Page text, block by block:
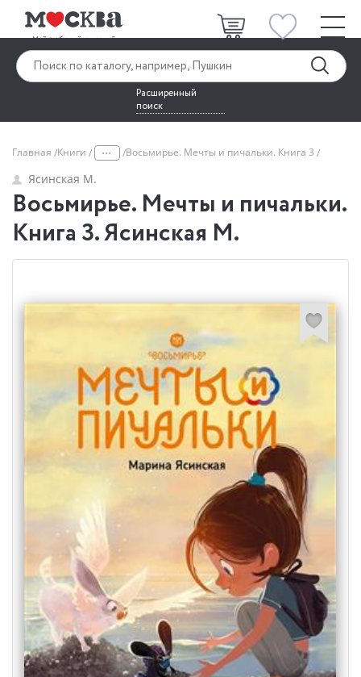
Расширенный
поиск
Главная Книги ... Восьмирье. Мечты и пичальки. Книга 3
Ясинская М.
Восьмирье. Мечты и пичальки.
Книга 3. Ясинская М.